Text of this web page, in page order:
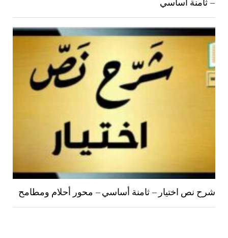
شرح نص اختيار – ثامنة أساسي – محور أحلام ومطامح